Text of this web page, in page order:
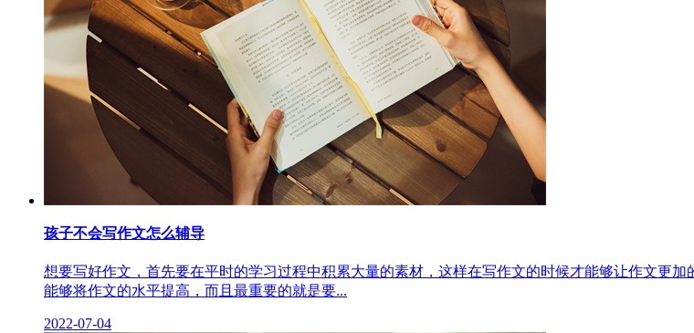
孩子不会写作文怎么辅导
想要写好作文，首先要在平时的学习过程中积累大量的素材，这样在写作文的时候才能够让作文更
能够将作文的水平提高，而且最重要的就是要...
2022-07-04